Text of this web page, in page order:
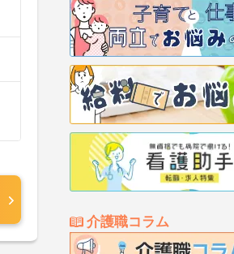
介護職コラム